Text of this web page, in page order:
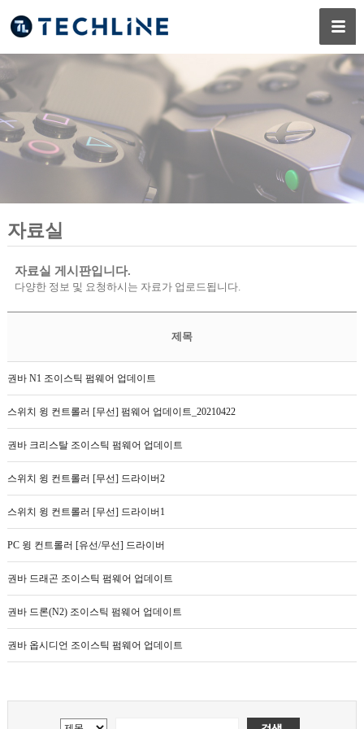
자료실
자료실 게시판입니다.
다양한 정보 및 요청하시는 자료가 업로드됩니다.
제목
권바 N1 조이스틱 펌웨어 업데이트
스위치 윙 컨트롤러 [무선] 펌웨어 업데이트_20210422
권바 크리스탈 조이스틱 펌웨어 업데이트
스위치 윙 컨트롤러 [무선] 드라이버2
스위치 윙 컨트롤러 [무선] 드라이버1
PC 윙 컨트롤러 [유선/무선] 드라이버
권바 드래곤 조이스틱 펌웨어 업데이트
권바 드론(N2) 조이스틱 펌웨어 업데이트
권바 옵시디언 조이스틱 펌웨어 업데이트